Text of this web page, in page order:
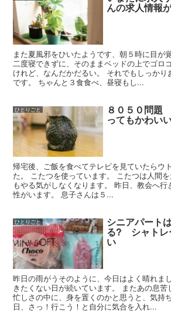
んの求人情報
また夏風邪をひいたようです、朝５時に目が
二度寝できずに、そのままベッドの上でゴロ
けれど、なんだかだるい。 それでもしっか
です。 ちゃんと３食食べ、昼寝もし...
ひとりごと ８０５０問題
ってもかわいい
帰宅後、ご飯を食べてテレビを見ていたらウ
た。 こたつを使っています。 こたつは人間
もやる気がしなくなります。 昨日、教会へ
性がいます。 息子さんは５...
ひとりごと シニアパート
る? シャトレ
い
昨日の雨がうそのように、今日はよく晴れま
きたくない日が続いています。 またあの息
忙しさの中に、身を置くのかと思うと、気持
日、さっ！行こう！と自分に気合を入れ...